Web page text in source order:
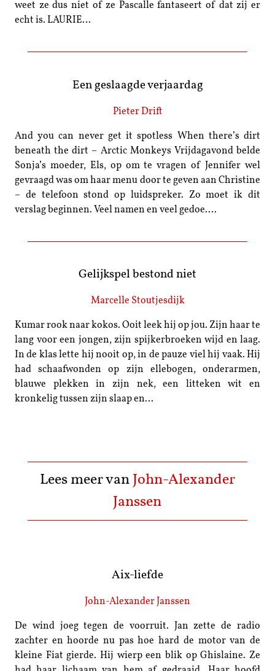
weet ze dus niet of ze Pascalle fantaseert of dat zij er
echt is. LAURIE…
Een geslaagde verjaardag
Pieter Drift
And you can never get it spotless When there’s dirt
beneath the dirt – Arctic Monkeys Vrijdagavond belde
Sonja’s moeder, Els, op om te vragen of Jennifer wel
gevraagd was om haar menu door te geven aan Christine
– de telefoon stond op luidspreker. Zo moet ik dit
verslag beginnen. Veel namen en veel gedoe.…
Gelijkspel bestond niet
Marcelle Stoutjesdijk
Kumar rook naar kokos. Ooit leek hij op jou. Zijn haar te
lang voor een jongen, zijn spijkerbroeken wijd en laag.
In de klas lette hij nooit op, in de pauze viel hij vaak. Hij
had schaafwonden op zijn ellebogen, onderarmen,
blauwe plekken in zijn nek, een litteken wit en
kronkelig tussen zijn slaap en…
Lees meer van John-Alexander
Janssen
Aix-liefde
John-Alexander Janssen
De wind joeg tegen de voorruit. Jan zette de radio
zachter en hoorde nu pas hoe hard de motor van de
kleine Fiat gierde. Hij wierp een blik op Ghislaine. Ze